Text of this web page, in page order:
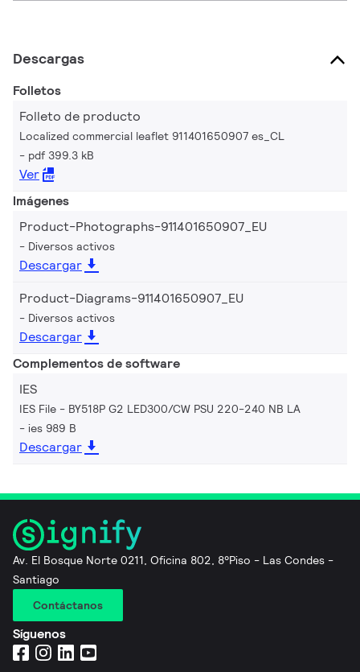
Descargas
Folletos
Folleto de producto
Localized commercial leaflet 911401650907 es_CL
pdf 399.3 kB
Ver
Imágenes
Product-Photographs-911401650907_EU
Diversos activos
Descargar
Product-Diagrams-911401650907_EU
Diversos activos
Descargar
Complementos de software
IES
IES File - BY518P G2 LED300/CW PSU 220-240 NB LA
ies 989 B
Descargar
Av. El Bosque Norte 0211, Oficina 802, 8°Piso - Las Condes -
Santiago
Contáctanos
Síguenos